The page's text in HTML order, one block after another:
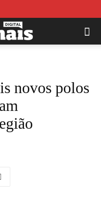
novos polos